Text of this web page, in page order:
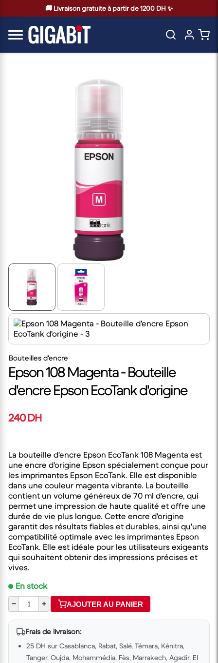
🚚 Livraison gratuite à partir de 1200 DH ✨
Bouteilles d'encre
Epson 108 Magenta - Bouteille
d'encre Epson EcoTank d'origine
240 DH
La bouteille d'encre Epson EcoTank 108 Magenta est
une encre d'origine Epson spécialement conçue pour
les imprimantes Epson EcoTank. Elle est disponible
dans une couleur magenta vibrante. La bouteille
contient un volume généreux de 70 ml d'encre, qui
permet une impression de haute qualité et offre une
durée de vie plus longue. Cette encre d'origine
garantit des résultats fiables et durables, ainsi qu'une
compatibilité optimale avec les imprimantes Epson
EcoTank. Elle est idéale pour les utilisateurs exigeants
qui souhaitent obtenir des impressions précises et
vives.
En stock
–
+ AJOUTER AU PANIER
Frais de livraison:
25 DH sur Casablanca, Rabat, Salé, Témara, Kénitra,
Tanger, Oujda, Mohammédia, Fès, Marrakech, Agadir, El